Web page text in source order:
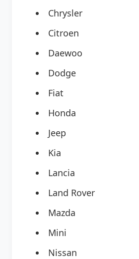
Chrysler
Citroen
Daewoo
Dodge
Fiat
Honda
Jeep
Kia
Lancia
Land Rover
Mazda
Mini
Nissan